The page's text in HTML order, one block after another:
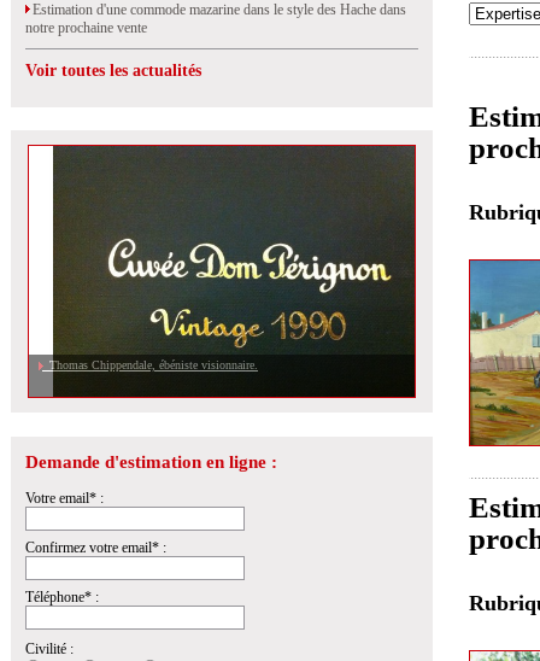
Estimation d'une commode mazarine dans le style des Hache dans
notre prochaine vente
Voir toutes les actualités
Thomas Chippendale, ébéniste visionnaire.
Demande d'estimation en ligne :
Votre email* :
Confirmez votre email* :
Téléphone* :
Civilité :